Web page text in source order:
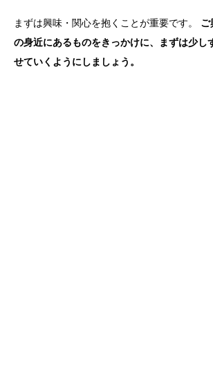
まずは興味・関心を抱くことが重要です。 ご
の身近にあるものをきっかけに、まずは少し
せていくようにしましょう。